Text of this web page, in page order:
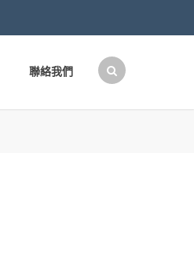
聯絡我們